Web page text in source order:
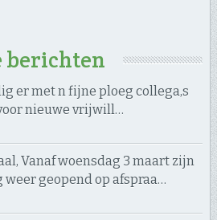
berichten
er met n fijne ploeg collega,s
nieuwe vrijwill…
Vanaf woensdag 3 maart zijn
geopend op afspraa…